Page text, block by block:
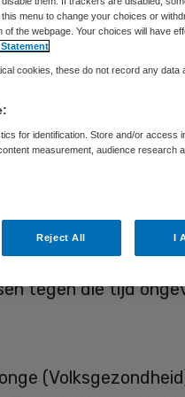
op
Dat adviseren de
(OMT-Z).
tegen die tijd
menu to change your choices or
the webpage. Your choices will have
cookies, these do not record any data
for identification. Store and/or access
measurement, audience research
Reject All I